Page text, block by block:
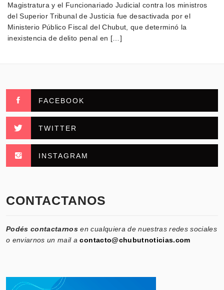
Magistratura y el Funcionariado Judicial contra los ministros
del Superior Tribunal de Justicia fue desactivada por el
Ministerio Público Fiscal del Chubut, que determinó la
inexistencia de delito penal en […]
FACEBOOK
TWITTER
INSTAGRAM
CONTACTANOS
Podés contactarnos en cualquiera de nuestras redes sociales
o enviarnos un mail acontacto@chubutnoticias.com